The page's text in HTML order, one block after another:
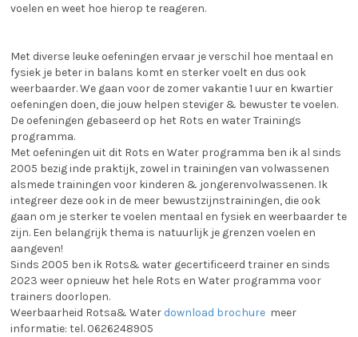
voelen en weet hoe hierop te reageren.
Met diverse leuke oefeningen ervaar je verschil hoe mentaal en
fysiek je beter in balans komt en sterker voelt en dus ook
weerbaarder. We gaan voor de zomer vakantie 1 uur en kwartier
oefeningen doen, die jouw helpen steviger & bewuster te voelen.
De oefeningen gebaseerd op het Rots en water Trainings
programma.
Met oefeningen uit dit Rots en Water programma ben ik al sinds
2005 bezig inde praktijk, zowel in trainingen van volwassenen
alsmede trainingen voor kinderen & jongerenvolwassenen. Ik
integreer deze ook in de meer bewustzijnstrainingen, die ook
gaan om je sterker te voelen mentaal en fysiek en weerbaarder te
zijn. Een belangrijk thema is natuurlijk je grenzen voelen en
aangeven!
Sinds 2005 ben ik Rots& water gecertificeerd trainer en sinds
2023 weer opnieuw het hele Rots en Water programma voor
trainers doorlopen.
Weerbaarheid Rotsa& Water download brochure meer
informatie: tel. 0626248905